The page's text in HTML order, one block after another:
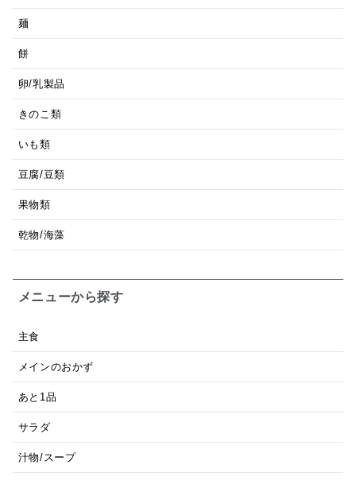
麺
餅
卵/乳製品
きのこ類
いも類
豆腐/豆類
果物類
乾物/海藻
メニューから探す
主食
メインのおかず
あと1品
サラダ
汁物/スープ